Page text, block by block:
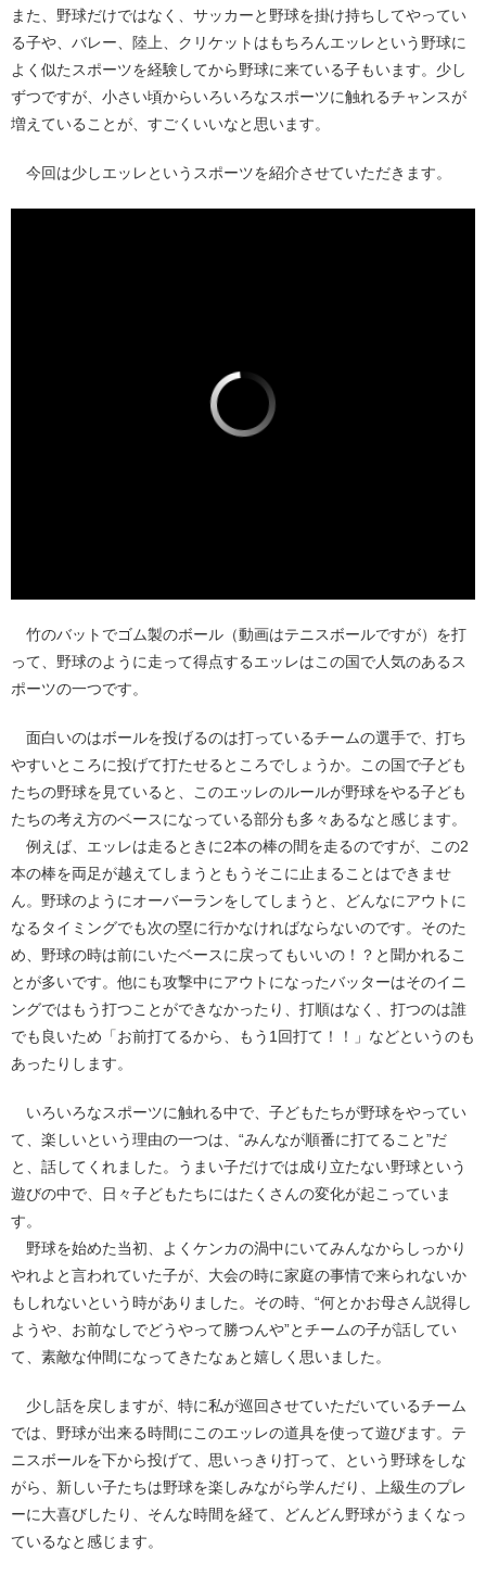
また、野球だけではなく、サッカーと野球を掛け持ちしてやってい
る子や、バレー、陸上、クリケットはもちろんエッレという野球に
よく似たスポーツを経験してから野球に来ている子もいます。少し
ずつですが、小さい頃からいろいろなスポーツに触れるチャンスが
増えていることが、すごくいいなと思います。
今回は少しエッレというスポーツを紹介させていただきます。
竹のバットでゴム製のボール（動画はテニスボールですが）を打
って、野球のように走って得点するエッレはこの国で人気のあるス
ポーツの一つです。
面白いのはボールを投げるのは打っているチームの選手で、打ち
やすいところに投げて打たせるところでしょうか。この国で子ども
たちの野球を見ていると、このエッレのルールが野球をやる子ども
たちの考え方のベースになっている部分も多々あるなと感じます。
例えば、エッレは走るときに2本の棒の間を走るのですが、この2
本の棒を両足が越えてしまうともうそこに止まることはできませ
ん。野球のようにオーバーランをしてしまうと、どんなにアウトに
なるタイミングでも次の塁に行かなければならないのです。そのた
め、野球の時は前にいたベースに戻ってもいいの！？と聞かれるこ
とが多いです。他にも攻撃中にアウトになったバッターはそのイニ
ングではもう打つことができなかったり、打順はなく、打つのは誰
でも良いため「お前打てるから、もう1回打て！！」などというのも
あったりします。
いろいろなスポーツに触れる中で、子どもたちが野球をやってい
て、楽しいという理由の一つは、“みんなが順番に打てること”だ
と、話してくれました。うまい子だけでは成り立たない野球という
遊びの中で、日々子どもたちにはたくさんの変化が起こっていま
す。
野球を始めた当初、よくケンカの渦中にいてみんなからしっかり
やれよと言われていた子が、大会の時に家庭の事情で来られないか
もしれないという時がありました。その時、“何とかお母さん説得し
ようや、お前なしでどうやって勝つんや”とチームの子が話してい
て、素敵な仲間になってきたなぁと嬉しく思いました。
少し話を戻しますが、特に私が巡回させていただいているチーム
では、野球が出来る時間にこのエッレの道具を使って遊びます。テ
ニスボールを下から投げて、思いっきり打って、という野球をしな
がら、新しい子たちは野球を楽しみながら学んだり、上級生のプレ
ーに大喜びしたり、そんな時間を経て、どんどん野球がうまくなっ
ているなと感じます。